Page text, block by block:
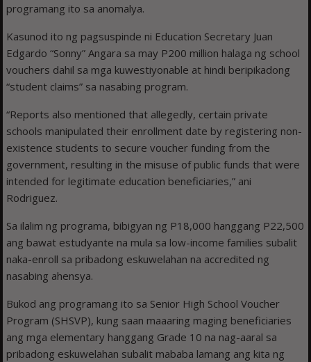
programang ito sa anomalya.
Kasunod ito ng pagsuspinde ni Education Secretary Juan
Edgardo “Sonny” Angara sa may P200 million halaga ng school
vouchers dahil sa mga kuwestiyonable at hindi beripikadong
“student claims” sa nasabing program.
“Reports also mentioned that allegedly, certain private
schools manipulated their enrollment date by registering non-
existence students to secure voucher funding from the
government, resulting in the misuse of public funds that were
intended for legitimate education beneficiaries,” ani
Rodriguez.
Sa ilalim ng programa, bibigyan ng P18,000 hanggang P22,500
ang bawat estudyante na mula sa low-income families subalit
naka-enroll sa pribadong eskuwelahan na accredited ng
nasabing ahensya.
Bukod ang programang ito sa Senior High School Voucher
Program (SHSVP), kung saan maaaring maging beneficiaries
ang mga elementary hanggang Grade 10 na nag-aaral sa
pribadong eskuwelahan subalit mababa lamang ang kita ng